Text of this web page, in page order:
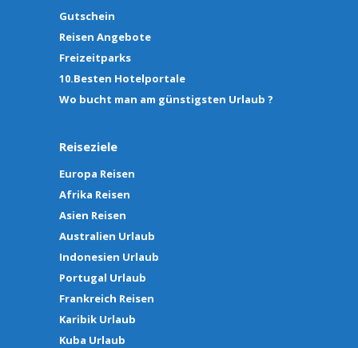
Gutschein
Reisen Angebote
Freizeitparks
10.Besten Hotelportale
Wo bucht man am günstigsten Urlaub ?
Reiseziele
Europa Reisen
Afrika Reisen
Asien Reisen
Australien Urlaub
Indonesien Urlaub
Portugal Urlaub
Frankreich Reisen
Karibik Urlaub
Kuba Urlaub